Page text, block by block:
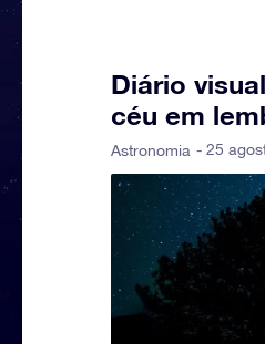
Diário
céu em
Astronomia - 25